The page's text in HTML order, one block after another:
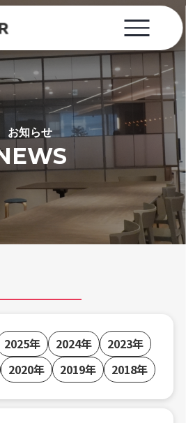
お知らせ
2025年 2024年
2023年
2020年 2019年 2018年